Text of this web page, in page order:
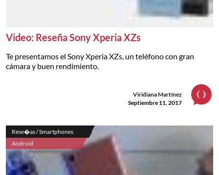
Video: Reseña Sony Xperia XZs
Te presentamos el Sony Xperia XZs, un teléfono con gran
cámara y buen rendimiento.
Viridiana Martínez
Septiembre 11, 2017
Rese�as / Smartphones
Android